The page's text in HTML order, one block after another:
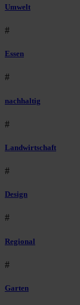
Umwelt
#
Essen
#
nachhaltig
#
Landwirtschaft
#
Design
#
Regional
#
Garten